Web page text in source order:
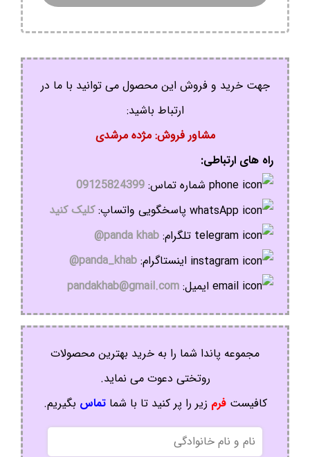
جهت خرید و فروش این محصول می توانید با ما در
ارتباط باشید:
مشاور فروش: مژده مرشدی
راه های ارتباطی:
شماره تماس: 09125824399
پاسخگویی واتساپ:کلیک کنید
تلگرام: panda khab@
اینستاگرام: panda_khab@
ایمیل: pandakhab@gmail.com
مجموعه پاندا شما را به خرید بهترین محصولات
روتختی دعوت می نماید.
کافیستفرم زیر را پر کنید تا با شماتماس بگیریم.
نام
و